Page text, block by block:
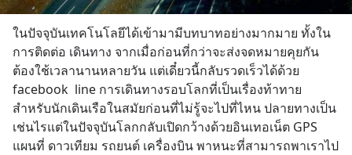
ในปัจจุบันเทคโนโลยีได้เข้ามามีบทบาทอย่างมากมาย ทั้งใน
การติดต่อ เดินทาง จากเมื่อก่อนที่กว่าจะส่งจดหมายคุยกัน
ต้องใช้เวลานานหลายวัน แต่เดี๋ยวนี้กลับรวดเร็วได้ด้วย
facebook  line การเดินทางรอบโลกที่เป็นเรื่องท้าทาย
สำหรับนักเดินเรือในสมัยก่อนที่ไม่รู้จะไปที่ไหน ปลายทางเป็น
เช่นไรแต่ในปัจจุบันโลกกลับเปิดกว้างด้วยอินเทอเน็ต GPS
แผนที่ ดาวเทียม รถยนต์ เครื่องบิน พาหนะที่สามารถพาเราไป